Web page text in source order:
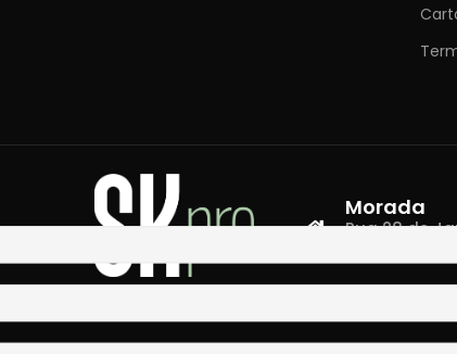
Morada
Rua 28 de